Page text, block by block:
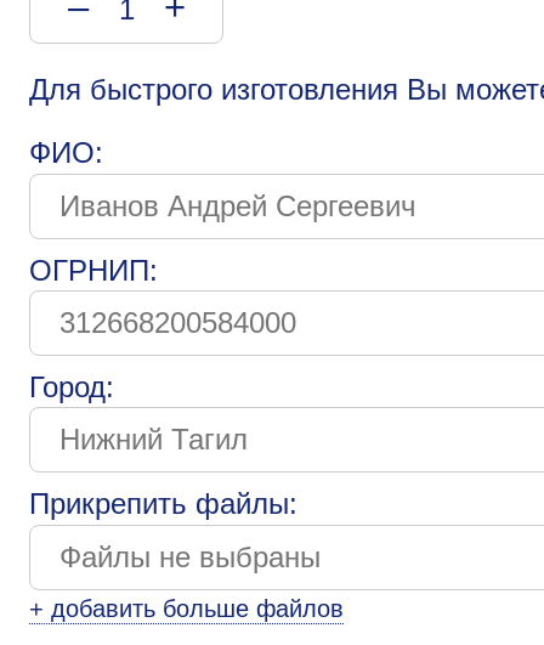
Для быстрого изготовления Вы
ФИО:
ОГРНИП:
Город:
Прикрепить файлы:
+ добавить больше файлов